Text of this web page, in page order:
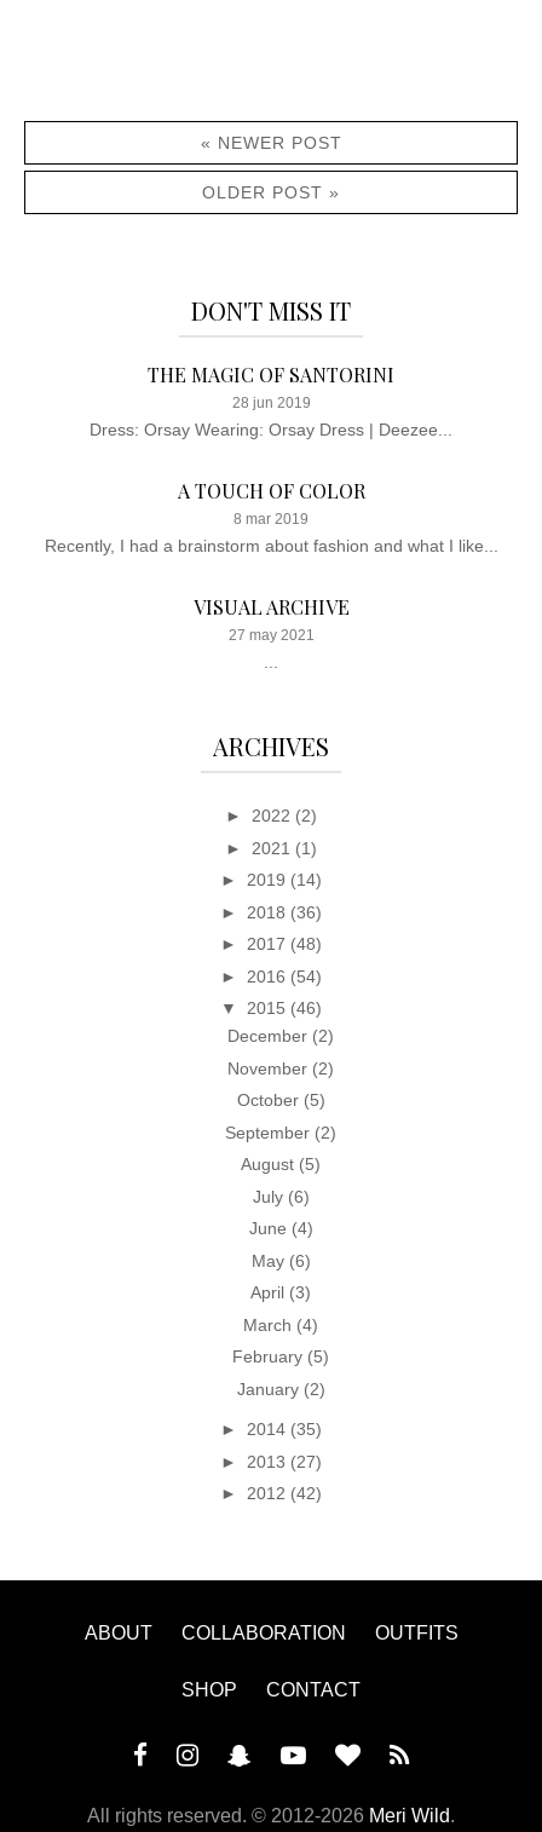
« NEWER POST
OLDER POST »
DON'T MISS IT
THE MAGIC OF SANTORINI
28 jun 2019
Dress: Orsay Wearing: Orsay Dress | Deezee...
A TOUCH OF COLOR
8 mar 2019
Recently, I had a brainstorm about fashion and what I like...
VISUAL ARCHIVE
27 may 2021
ARCHIVES
► 2022 (2)
► 2021 (1)
► 2019 (14)
► 2018 (36)
► 2017 (48)
► 2016 (54)
▼ 2015 (46)
December (2)
November (2)
October (5)
September (2)
August (5)
July (6)
June (4)
May (6)
April (3)
March (4)
February (5)
January (2)
► 2014 (35)
► 2013 (27)
► 2012 (42)
ABOUT COLLABORATION OUTFITS
SHOP CONTACT
All rights reserved. © 2012-2026 Meri Wild.